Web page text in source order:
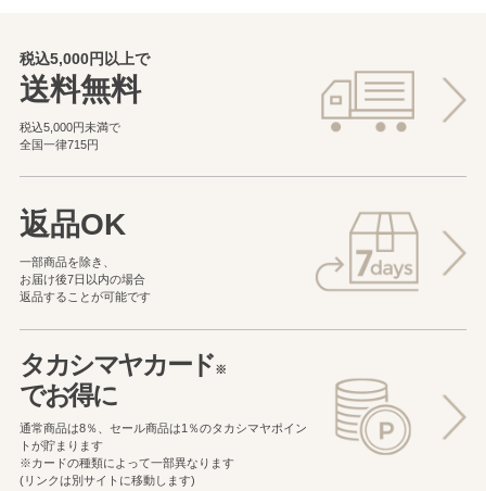
税込5,000円以上で
送料無料
税込5,000円未満で
全国一律715円
返品OK
一部商品を除き、
お届け後7日以内の場合
返品することが可能です
タカシマヤカード※
でお得に
通常商品は8％、セール商品は1％のタカシマヤポイン
トが貯まります
※カードの種類によって一部異なります
(リンクは別サイトに移動します)